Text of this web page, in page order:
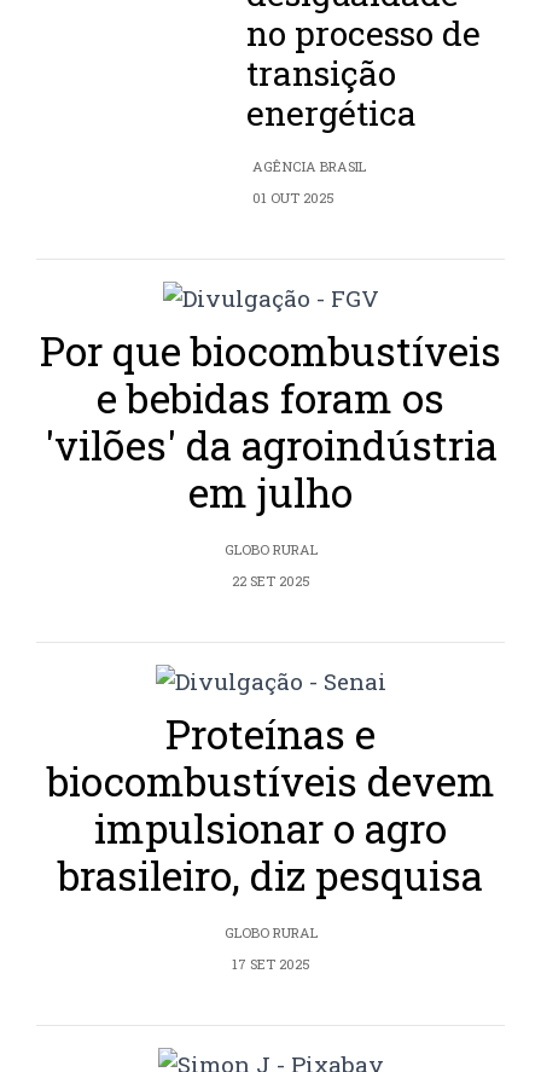
no processo de
transição
energética
AGÊNCIA BRASIL
01 OUT 2025
Por que biocombustíveis
e bebidas foram os
'vilões' da agroindústria
em julho
GLOBO RURAL
22 SET 2025
Proteínas e
biocombustíveis devem
impulsionar o agro
brasileiro, diz pesquisa
GLOBO RURAL
17 SET 2025